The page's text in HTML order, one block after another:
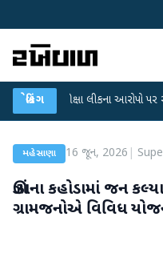
બ્રેકિંગ
પરીક્ષા લીકના આરોપો પર રાહુલ
મહેસાણા 16 જૂન, 2026
ઊંઝાના કહોડામાં જન
ગ્રામજનોએ વિવિધ